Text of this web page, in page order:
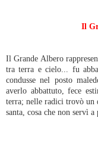
Il
Il Grande Albero
tra terra e cielo... fu
condusse nel posto
averlo abbattuto, fece
terra; nelle radici trovò un
santa, cosa che non servì